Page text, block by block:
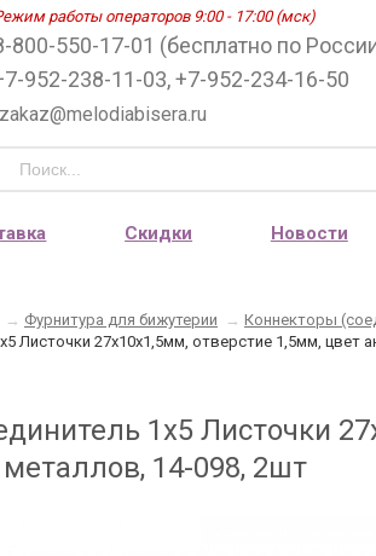
работы операторов 9:00 - 17:00 (мск)
800-550-17-01 (бесплатно по
952-238-11-03, +7-952-234-16-50
zakaz@melodiabisera.ru
Скидки Новости
→ Фурнитура для бижутерии → Коннекторы
Листочки 27х10х1,5мм, отверстие 1,5мм, цвет
1х5 Листочки
14-098, 2шт